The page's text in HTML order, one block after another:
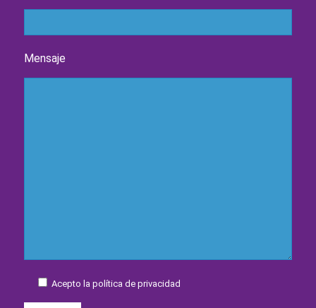
Mensaje
Acepto la política de privacidad